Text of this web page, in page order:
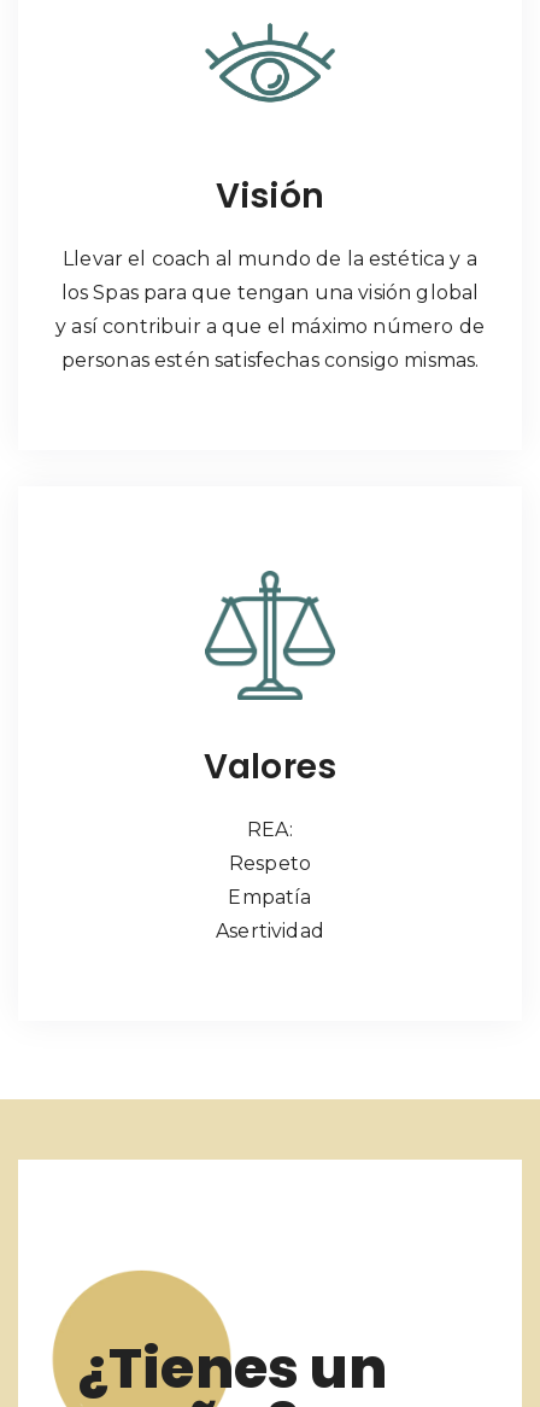
Visión
Llevar el coach al mundo de la estética y a
los Spas para que tengan una visión global
y así contribuir a que el máximo número de
personas estén satisfechas consigo mismas.
Valores
REA:
Respeto
Empatía
Asertividad
¿Tienes un